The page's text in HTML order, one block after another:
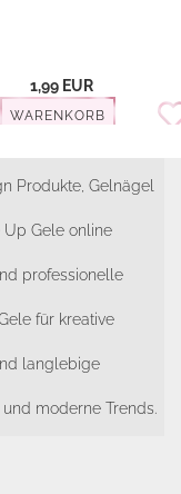
1,99 EUR
WARENKORB
Produkte, Gelnägel
Up Gele online
professionelle
für kreative
langlebige
moderne Trends.